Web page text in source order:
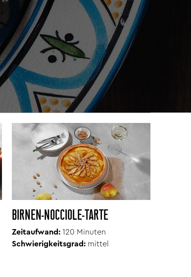
BIRNEN-NOCCIOLE-TARTE
Zeitaufwand:120 Minuten
Schwierigkeitsgrad:mittel